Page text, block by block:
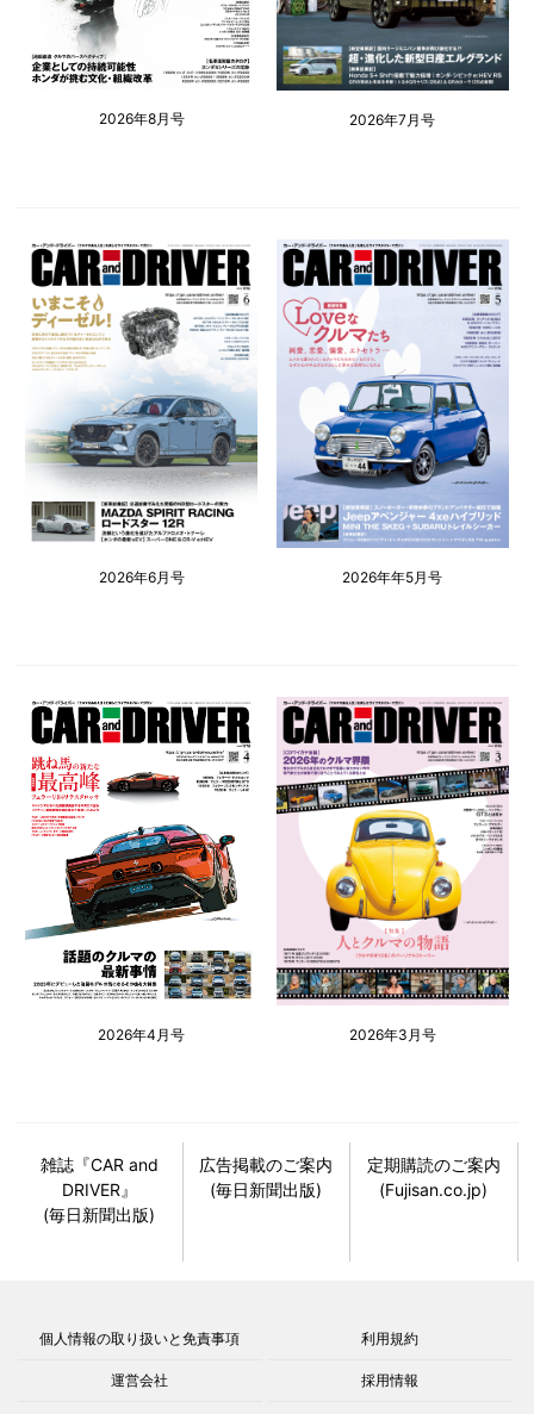
2026年8月号 2026年7月号
2026年6月号 2026年年5月号
2026年4月号 2026年3月号
雑誌『CAR and
DRIVER』
(毎日新聞出版)
広告掲載のご案内
(毎日新聞出版)
定期購読のご案内
(Fujisan.co.jp)
個人情報の取り扱いと免責事項 利用規約
運営会社 採用情報